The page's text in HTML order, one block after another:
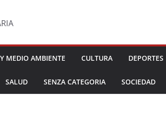
MEDIO AMBIENTE CULTURA DEPORTES
SALUD SENZA CATEGORIA SOCIEDAD